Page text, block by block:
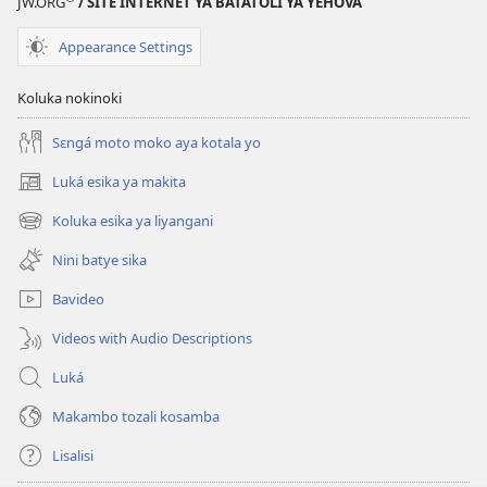
Appearance Settings
Koluka nokinoki
Sɛngá moto moko aya kotala yo
Luká esika ya makita
(fungolá
fenɛtrɛ
mosusu)
Koluka esika ya liyangani
(fungolá
fenɛtrɛ
mosusu)
Nini batye sika
Bavideo
Videos with Audio Descriptions
Luká
Makambo tozali kosamba
Lisalisi